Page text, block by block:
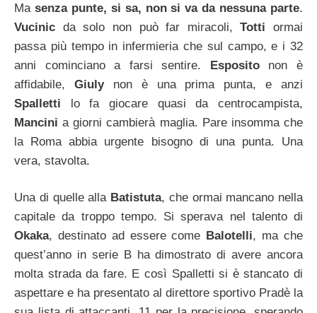
Ma senza punte, si sa, non si va da nessuna parte.
Vucinic da solo non può far miracoli,Totti ormai
passa più tempo in infermieria che sul campo, e i 32
anni cominciano a farsi sentire. Esposito non è
affidabile, Giuly non è una prima punta, e anzi
Spalletti lo fa giocare quasi da centrocampista,
Mancinia giorni cambierà maglia. Pare insomma che
la Roma abbia urgente bisogno di una punta. Una
vera, stavolta.
Una di quelle alla Batistuta, che ormai mancano nella
capitale da troppo tempo. Si sperava nel talento di
Okaka, destinato ad essere come Balotelli, ma che
quest’anno in serie B ha dimostrato di avere ancora
molta strada da fare. E così Spalletti si è stancato di
aspettare e ha presentato al direttore sportivo Pradè la